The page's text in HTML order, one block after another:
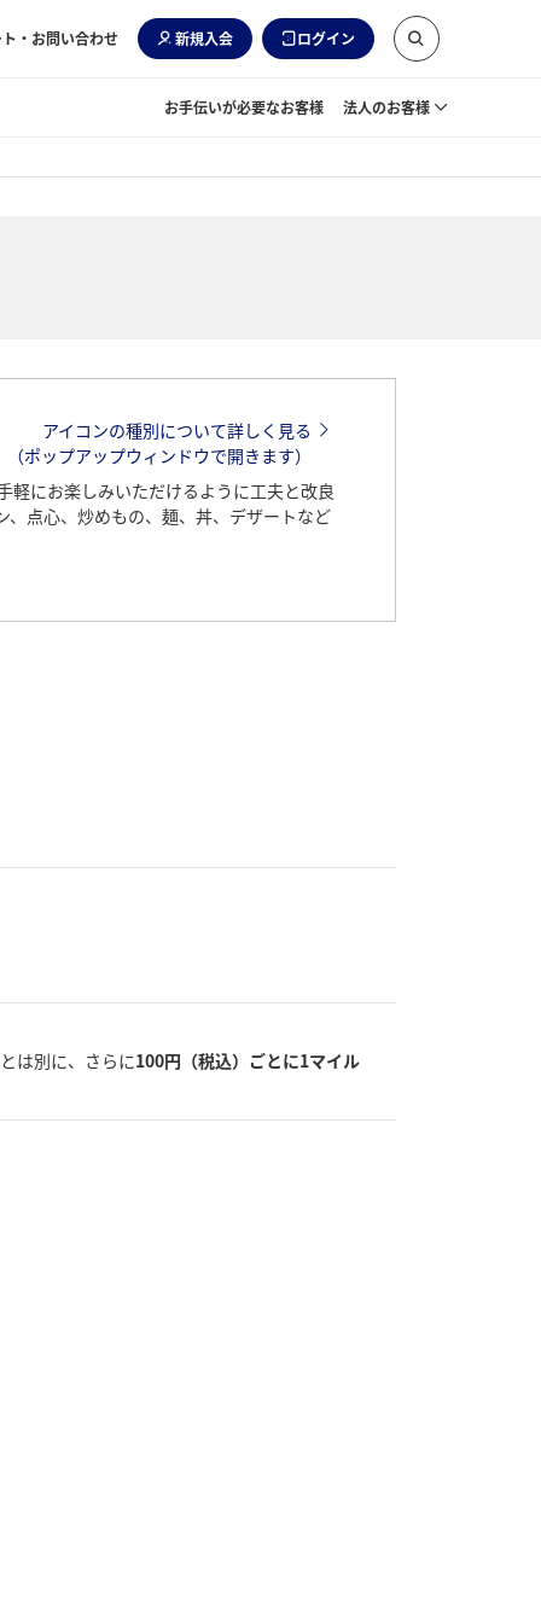
・お問い合わせ 新規入会 ログイン
お手伝いが必要なお客様 法人のお客様
アイコンの種別について詳しく見る
（ポップアップウィンドウで開きます）
軽にお楽しみいただけるように工夫と改良
点心、炒めもの、麺、丼、デザートなど
は別に、さらに100円（税込）ごとに1マイル